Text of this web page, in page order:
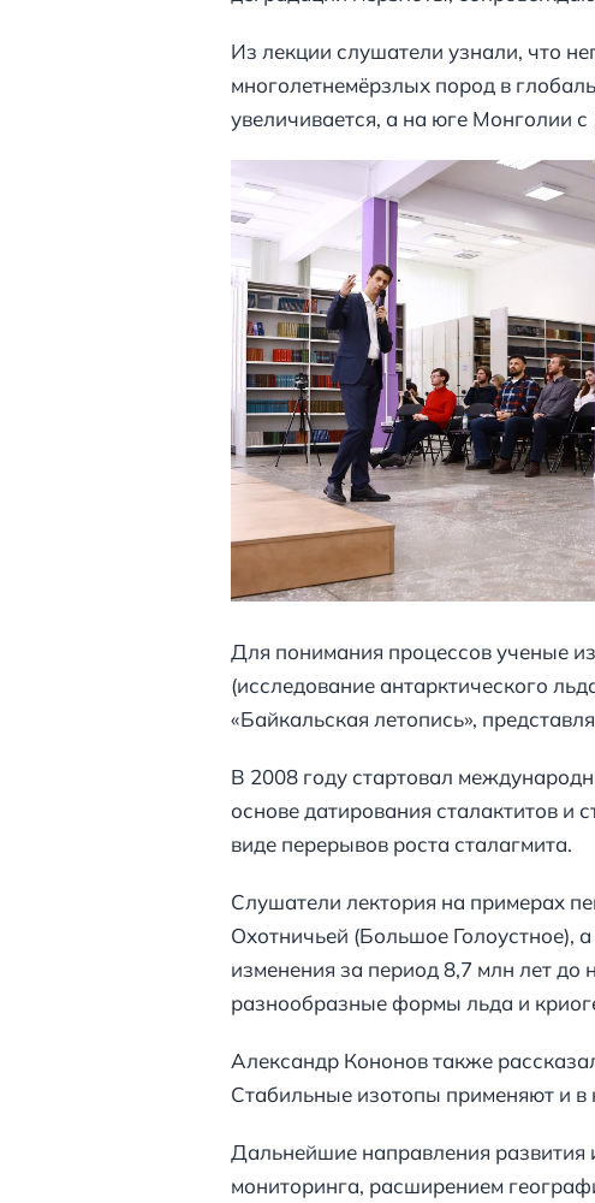
Из лекции слушатели узнали, что
многолетнемёрзлых пород в
увеличивается, а на юге Монголии
Для понимания процессов ученые
(исследование антарктического
«Байкальская летопись»,
В 2008 году стартовал
основе датирования сталактитов и
виде перерывов роста сталагмита.
Слушатели лектория на примерах
Охотничьей (Большое Голоустное),
изменения за период 8,7 млн лет
разнообразные формы льда и
Александр Кононов также
Стабильные изотопы применяют и в
Дальнейшие направления развития
мониторинга, расширением